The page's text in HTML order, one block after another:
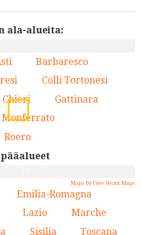
ala-alueita:
3.
Barbaresco
Colli Tortonesi
Chieri Gattinara
Monferrato
Roero
Maps by Free Vector Maps
Emilia-Romagna
Lazio Marche
Sisilia Toscana